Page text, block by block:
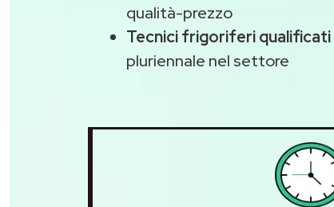
qualità-prezzo
Tecnici frigoriferi qualificati
pluriennale nel settore